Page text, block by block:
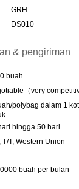
GRH
DS010
& pengiriman
buah
（very
polybag dalam 1
hingga 50 hari
T/T, Western Union
buah per bulan